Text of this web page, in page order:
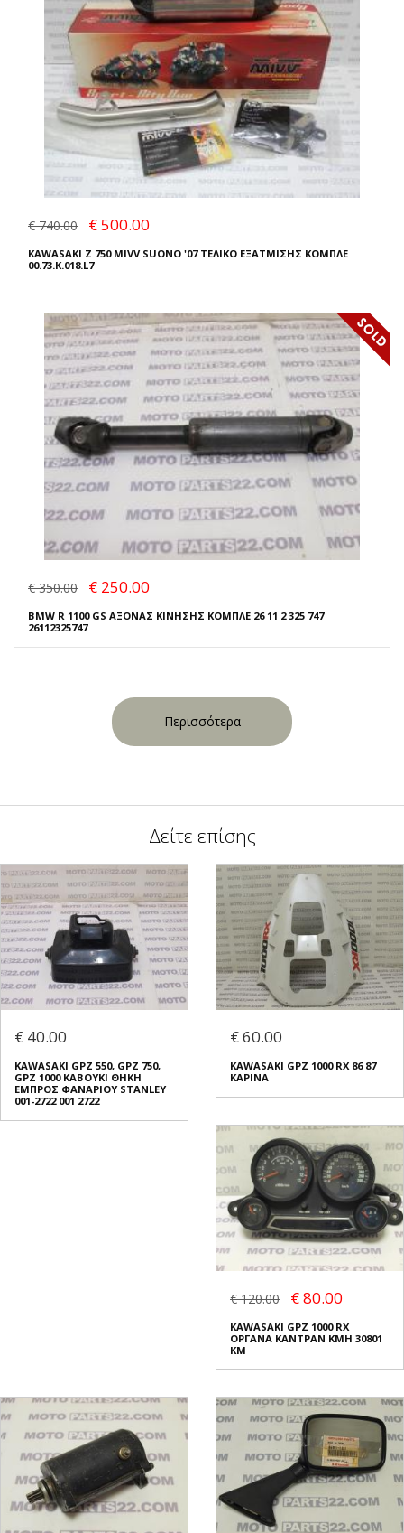
€ 740.00 € 500.00
KAWASAKI Z 750 MIVV SUONO '07 ΤΕΛΙΚΟ ΕΞΑΤΜΙΣΗΣ ΚΟΜΠΛΕ
00.73.K.018.L7
€ 350.00 € 250.00
BMW R 1100 GS ΑΞΟΝΑΣ ΚΙΝΗΣΗΣ ΚΟΜΠΛΕ 26 11 2 325 747
26112325747
Περισσότερα
Δείτε επίσης
€ 40.00
KAWASAKI GPZ 550, GPZ 750,
GPZ 1000 ΚΑΒΟΥΚΙ ΘΗΚΗ
ΕΜΠΡΟΣ ΦΑΝΑΡΙΟΥ STANLEY
001-2722 001 2722
€ 60.00
KAWASAKI GPZ 1000 RX 86 87
ΚΑΡΙΝΑ
€ 120.00 € 80.00
KAWASAKI GPZ 1000 RX
ΟΡΓΑΝΑ ΚΑΝΤΡΑΝ KMH 30801
KM